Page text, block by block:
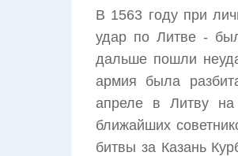
В 1563 году при
удар по Литве -
дальше пошли
армия была
апреле в Литву на
ближайших
битвы за Казань